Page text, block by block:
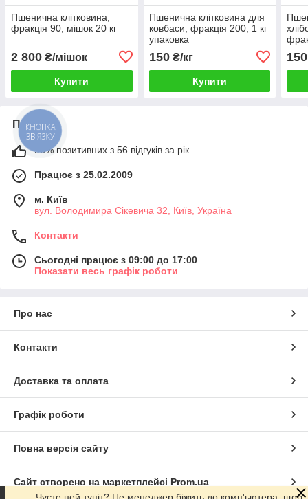
Пшенична клітковина,
фракція 90, мішок 20 кг
2 800 ₴/мішок
Купити
Пшенична клітковина для
ковбаси, фракція 200, 1 кг
упаковка
150₴/кг
Купити
150
Про нас
96% позитивних з 56 відгуків за рік
Працює з 25.02.2009
м. Київ
вул. Володимира Сікевича 32, Київ, Україна
Контакти
Сьогодні працює з 09:00 до 17:00
Показати весь графік роботи
Про нас
Контакти
Доставка та оплата
Графік роботи
Повна версія сайту
Сайт створено на маркетплейсі Prom.ua
КНОПКА
ЗВ'ЯЗКУ